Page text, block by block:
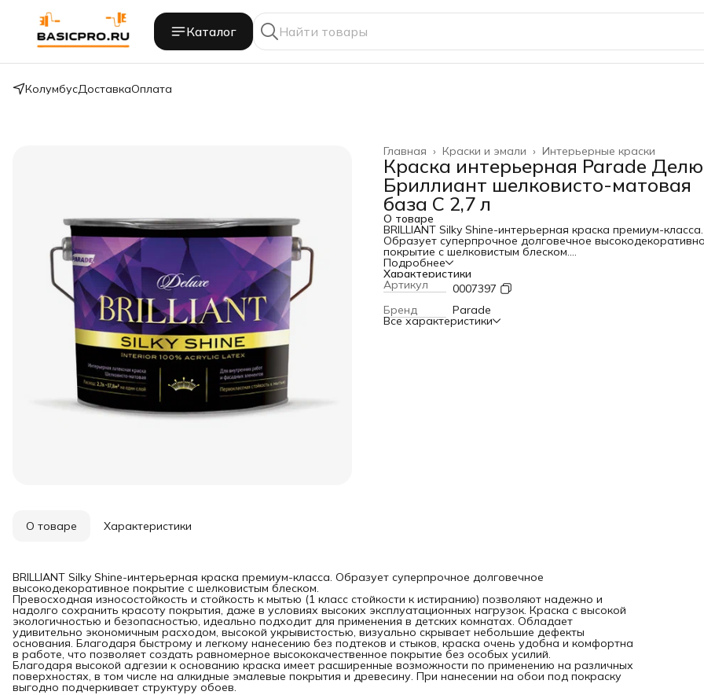
Каталог
КолумбусДоставкаОплата
Интерьерные краски
Краски и эмали ›
Главная ›
Краска интерьерная Parade
Бриллиант шелковисто-матовая
база C 2,7 л
О товаре
BRILLIANT Silky Shine-интерьерная краска премиум-класса.
Образует суперпрочное долговечное
покрытие с шелковистым блеском.
Превосходная износостойкость и стойкость к мытью (1
стойкости к истиранию) позволяют надежно и надолго
сохранить красоту покрытия, даже в условиях высоких
эксплуатационных нагрузок. Краска с высокой
экологичностью и безопасностью, идеально подходит для
применения в детских комнатах. Обладает удивительно
экономичным расходом, высокой укрывистостью,
Подробнее
Характеристики
Артикул
0007397
Бренд
Parade
Все характеристики
О товаре Характеристики
BRILLIANT Silky Shine-интерьерная краска премиум-класса. Образует суперпрочное долговечное
высокодекоративное покрытие с шелковистым блеском.
Превосходная износостойкость и стойкость к мытью (1 класс стойкости к истиранию) позволяют надежно и
надолго сохранить красоту покрытия, даже в условиях высоких эксплуатационных нагрузок. Краска с высокой
экологичностью и безопасностью, идеально подходит для применения в детских комнатах. Обладает
удивительно экономичным расходом, высокой укрывистостью, визуально скрывает небольшие дефекты
основания. Благодаря быстрому и легкому нанесению без подтеков и стыков, краска очень удобна и комфортна
в работе, что позволяет создать равномерное высококачественное покрытие без особых усилий.
Благодаря высокой адгезии к основанию краска имеет расширенные возможности по применению на различных
поверхностях, в том числе на алкидные эмалевые покрытия и древесину. При нанесении на обои под покраску
выгодно подчеркивает структуру обоев.